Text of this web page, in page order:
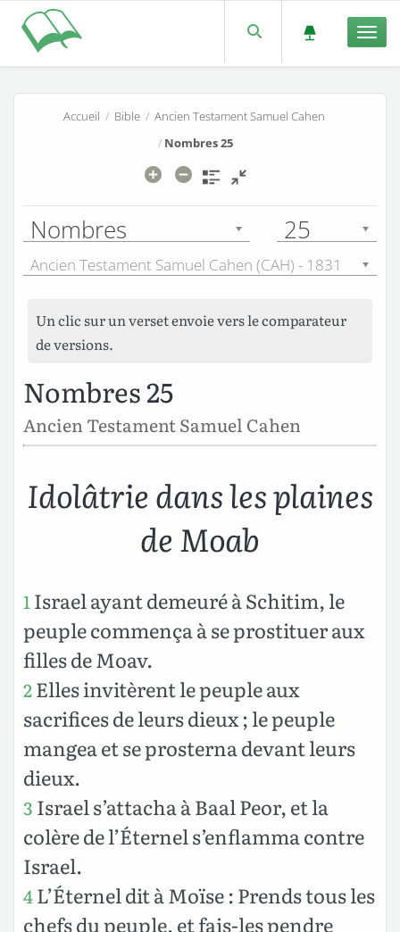
Accueil / Bible/ Ancien Testament Samuel Cahen
/ Nombres 25
Nombres 25
Ancien Testament Samuel Cahen (CAH) - 1831
Un clic sur un verset envoie vers le comparateur
de versions.
Nombres 25
Ancien Testament Samuel Cahen
Idolâtrie dans les plaines
de Moab
1 Israel ayant demeuré à Schitim, le
peuple commença à se prostituer aux
filles de Moav.
2Elles invitèrent le peuple aux
sacrifices de leurs dieux ; le peuple
mangea et se prosterna devant leurs
dieux.
3 Israel s’attacha à Baal Peor, et la
colère de l’Éternel s’enflamma contre
Israel.
4L’Éternel dit à Moïse : Prends tous les
chefs du peuple, et fais-les pendre